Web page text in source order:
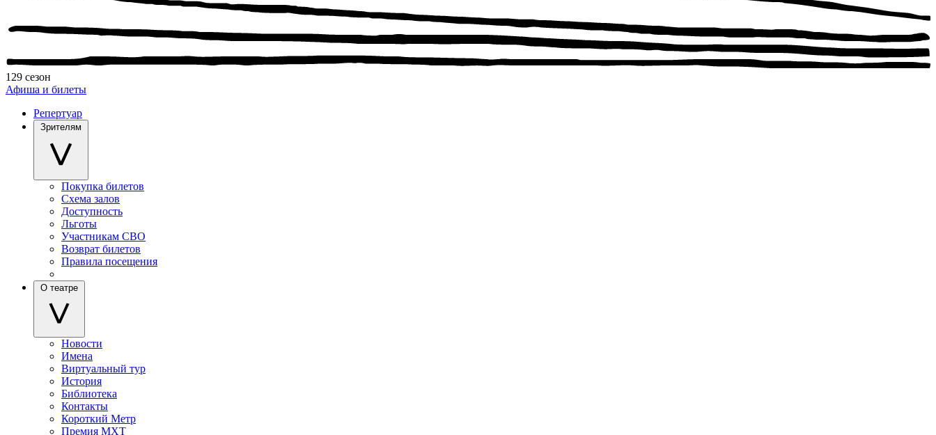
129 сезон
Афиша и билеты
Репертуар
Зрителям
Покупка билетов
Схема залов
Доступность
Льготы
Участникам СВО
Возврат билетов
Правила посещения
О театре
Новости
Имена
Виртуальный тур
История
Библиотека
Контакты
Короткий Метр
Премия МХТ